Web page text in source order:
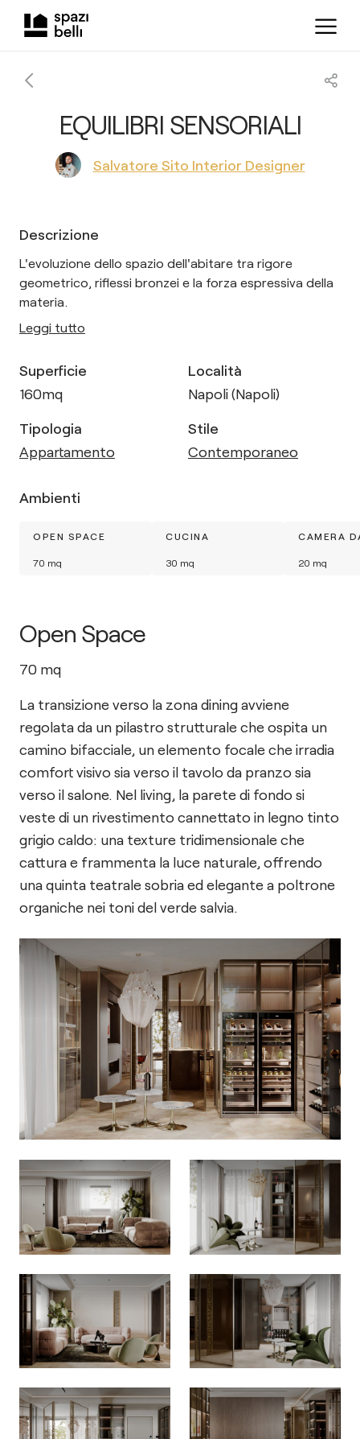
EQUILIBRI SENSORIALI
Salvatore Sito Interior Designer
Descrizione
L'evoluzione dello spazio dell'abitare tra rigore
geometrico, riflessi bronzei e la forza espressiva della
materia.
Leggi tutto
Superficie
160mq
Località
Napoli (Napoli)
Tipologia
Appartamento
Stile
Contemporaneo
Ambienti
OPEN SPACE
70 mq
CUCINA
30 mq
CAMERA
20 mq
Open Space
70 mq
La transizione verso la zona dining avviene
regolata da un pilastro strutturale che ospita un
camino bifacciale, un elemento focale che irradia
comfort visivo sia verso il tavolo da pranzo sia
verso il salone. Nel living, la parete di fondo si
veste di un rivestimento cannettato in legno tinto
grigio caldo: una texture tridimensionale che
cattura e frammenta la luce naturale, offrendo
una quinta teatrale sobria ed elegante a poltrone
organiche nei toni del verde salvia.